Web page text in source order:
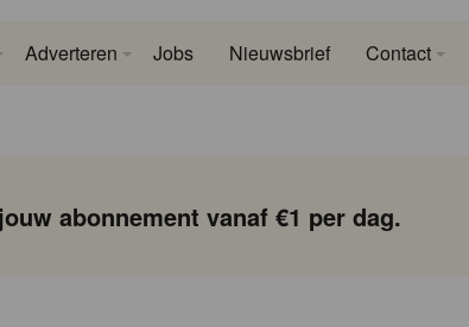
Adverteren Jobs Nieuwsbrief Contact
abonnement vanaf €1 per dag.